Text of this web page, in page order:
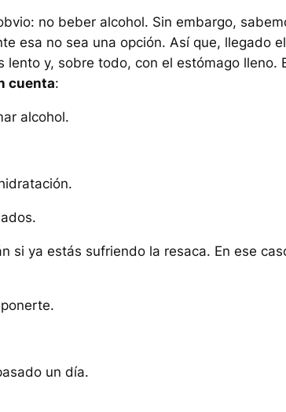
no beber alcohol. Sin embargo,
esa no sea una opción. Así que, llegado el
y, sobre todo, con el estómago lleno.
cuenta:
alcohol.
si ya estás sufriendo la resaca. En ese
un día.